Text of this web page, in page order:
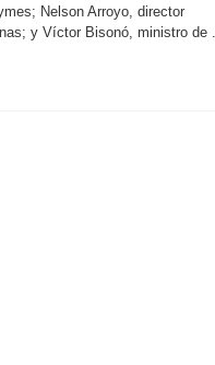
Nelson Arroyo, director
y Víctor Bisonó, ministro de